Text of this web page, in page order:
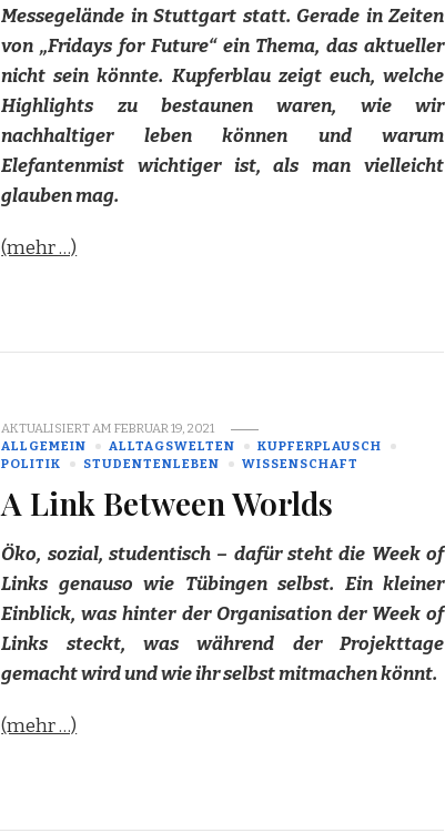
Messegelände in Stuttgart statt. Gerade in Zeiten
von „Fridays for Future“ ein Thema, das aktueller
nicht sein könnte. Kupferblau zeigt euch, welche
Highlights zu bestaunen waren, wie wir
nachhaltiger leben können und warum
Elefantenmist wichtiger ist, als man vielleicht
glauben mag.
(mehr …)
AKTUALISIERT AMFEBRUAR 19, 2021
ALLGEMEIN
ALLTAGSWELTEN
KUPFERPLAUSCH
POLITIK
STUDENTENLEBEN WISSENSCHAFT
A Link Between Worlds
Öko, sozial, studentisch – dafür steht die Week of
Links genauso wie Tübingen selbst. Ein kleiner
Einblick, was hinter der Organisation der Week of
Links steckt, was während der Projekttage
gemacht wird und wie ihr selbst mitmachen könnt.
(mehr …)